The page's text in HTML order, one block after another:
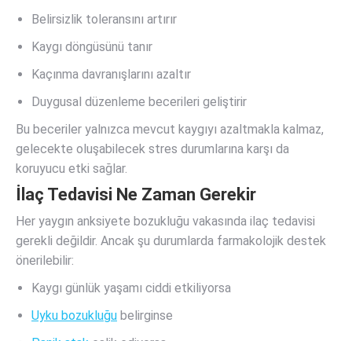
Belirsizlik toleransını artırır
Kaygı döngüsünü tanır
Kaçınma davranışlarını azaltır
Duygusal düzenleme becerileri geliştirir
Bu beceriler yalnızca mevcut kaygıyı azaltmakla kalmaz,
gelecekte oluşabilecek stres durumlarına karşı da
koruyucu etki sağlar.
İlaç Tedavisi Ne Zaman Gerekir
Her yaygın anksiyete bozukluğu vakasında ilaç tedavisi
gerekli değildir. Ancak şu durumlarda farmakolojik destek
önerilebilir:
Kaygı günlük yaşamı ciddi etkiliyorsa
Uyku bozukluğu belirginse